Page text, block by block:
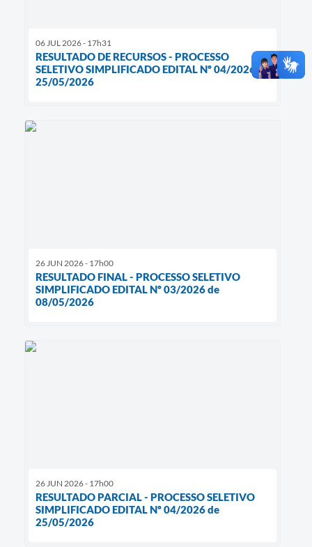
06 JUL 2026 - 17h31
RESULTADO DE RECURSOS - PROCESSO
SELETIVO SIMPLIFICADO EDITAL Nº 04/2026 de
25/05/2026
26 JUN 2026 - 17h00
RESULTADO FINAL - PROCESSO SELETIVO
SIMPLIFICADO EDITAL Nº 03/2026 de
08/05/2026
26 JUN 2026 - 17h00
RESULTADO PARCIAL - PROCESSO SELETIVO
SIMPLIFICADO EDITAL Nº 04/2026 de
25/05/2026